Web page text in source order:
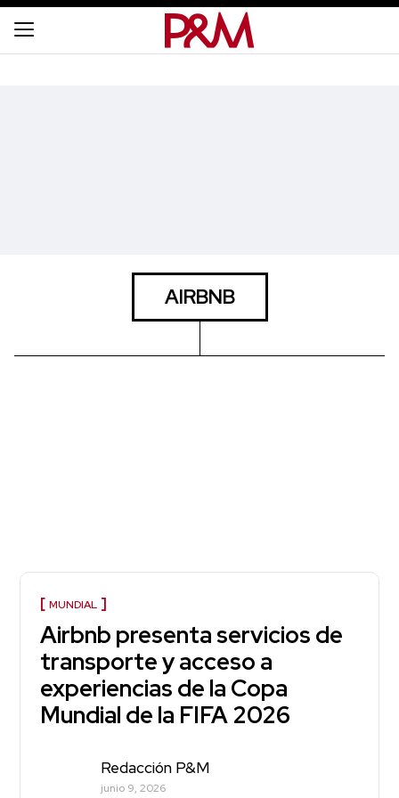
AIRBNB
MUNDIAL
Airbnb presenta servicios de
transporte y acceso a
experiencias de la Copa
Mundial de la FIFA 2026
Redacción P&M
junio 9, 2026